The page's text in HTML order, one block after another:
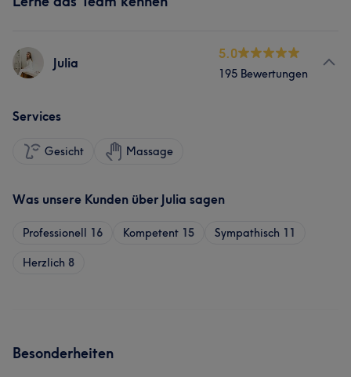
Julia
5.0
195 Bewertungen
Services
Gesicht Massage
Was unsere Kunden über Julia sagen
Professionell 16 Kompetent 15 Sympathisch 11
Herzlich 8
Besonderheiten